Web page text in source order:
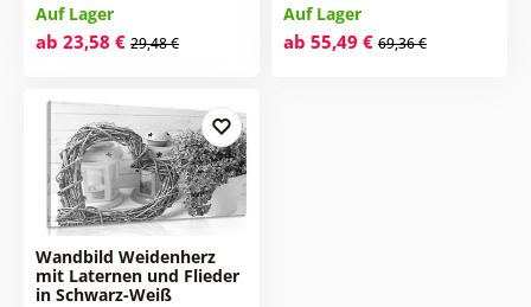
Auf Lager
ab 23,58 € 29,48 €
Auf Lager
ab 55,49 € 69,36 €
Wandbild Weidenherz
mit Laternen und Flieder
in Schwarz-Weiß